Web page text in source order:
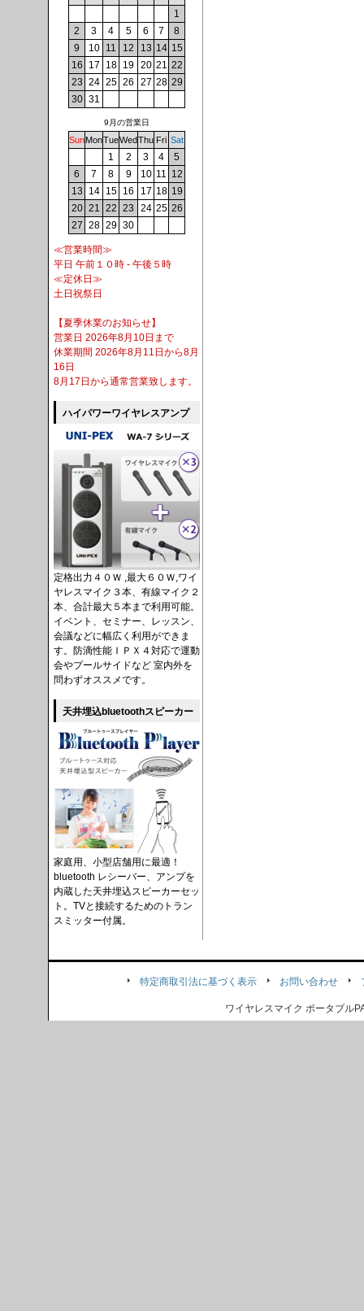
1
2
3 4 5 6 7
8
9
10 11 12 13 14 15
16
17 18 19 20 21 22
23 24 25 26 27 28 29
30 31
9月の営業日
SunMonTueWedThu Fri Sat
1 2 3 4
5
6
7 8 9 10 11 12
13
14 15 16 17 18 19
20 21 22 23 24 25 26
27 28 29 30
≪営業時間≫
平日 午前１０時 - 午後５時
≪定休日≫
土日祝祭日
【夏季休業のお知らせ】
営業日 2026年8月10日まで
休業期間 2026年8月11日から8月
16日
8月17日から通常営業致します。
ハイパワーワイヤレスアンプ
定格出力４０Ｗ ,最大６０Ｗ,ワイ
ヤレスマイク３本、有線マイク２
本、合計最大５本まで利用可能。
イベント、セミナー、レッスン、
会議などに幅広く利用ができま
す。防滴性能ＩＰＸ４対応で運動
会やプールサイドなど 室内外を
問わずオススメです。
天井埋込bluetoothスピーカー
家庭用、小型店舗用に最適！
bluetooth レシーバー、アンプを
内蔵した天井埋込スピーカーセッ
ト。TVと接続するためのトラン
スミッター付属。
特定商取引法に基づく表示 お問い合わせ
ワイヤレスマイク ポータブル